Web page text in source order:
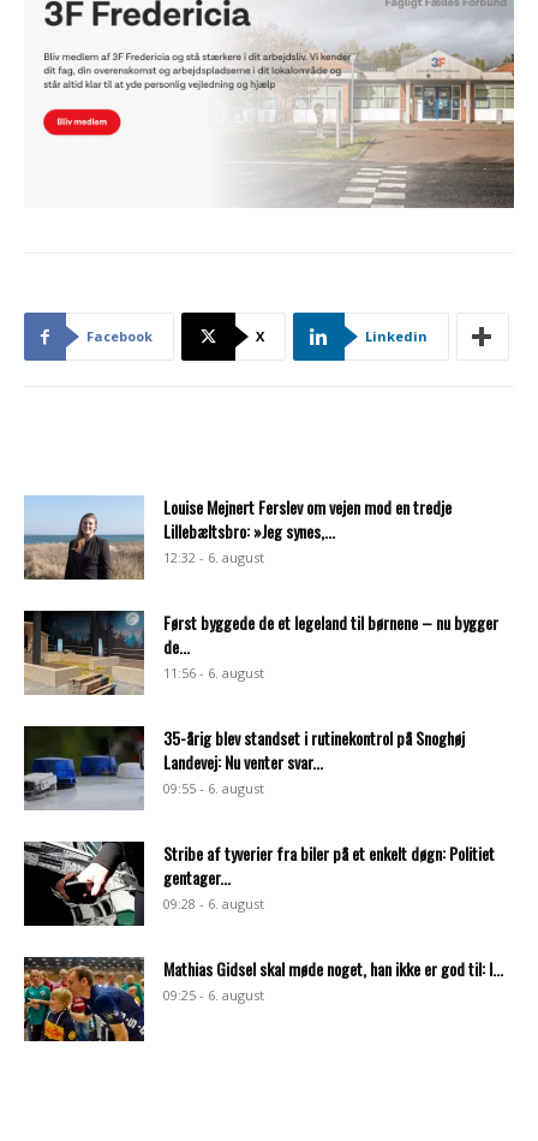
Facebook X Linkedin
Louise Mejnert Ferslev om vejen mod en tredje
Lillebæltsbro: »Jeg synes,...
12:32 - 6. august
Først byggede de et legeland til børnene – nu bygger
de...
11:56 - 6. august
35-årig blev standset i rutinekontrol på Snoghøj
Landevej: Nu venter svar...
09:55 - 6. august
Stribe af tyverier fra biler på et enkelt døgn: Politiet
gentager...
09:28 - 6. august
Mathias Gidsel skal møde noget, han ikke er god til: I...
09:25 - 6. august